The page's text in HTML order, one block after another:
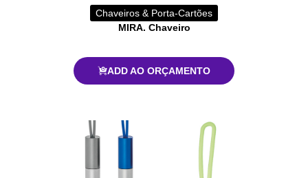
Chaveiros & Porta-Cartões
MIRA. Chaveiro
ADD AO ORÇAMENTO